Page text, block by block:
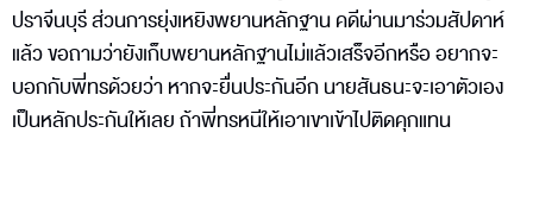
ปราจีนบุรี ส่วนการยุ่งเหยิงพยานหลักฐาน คดีผ่านมาร่วมสัปดาห์
แล้ว ขอถามว่ายังเก็บพยานหลักฐานไม่แล้วเสร็จอีกหรือ อยากจะ
บอกกับพี่ทรด้วยว่า หากจะยื่นประกันอีก นายสันธนะจะเอาตัวเอง
เป็นหลักประกันให้เลย ถ้าพี่ทรหนีให้เอาเขาเข้าไปติดคุกแทน